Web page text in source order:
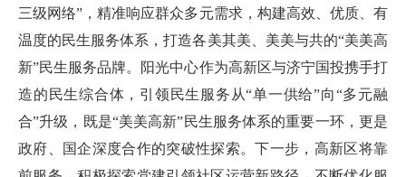
三级网络”，精准响应群众多元需求，构建高效、优质、有
温度的民生服务体系，打造各美其美、美美与共的“美美高
新”民生服务品牌。阳光中心作为高新区与济宁国投携手打
造的民生综合体，引领民生服务从“单一供给”向“多元融
合”升级，既是“美美高新”民生服务体系的重要一环，更是
政府、国企深度合作的突破性探索。下一步，高新区将靠